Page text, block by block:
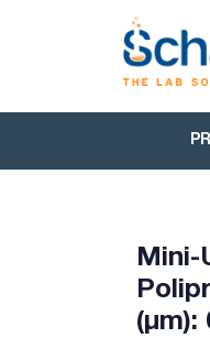
Mini-
(µm):